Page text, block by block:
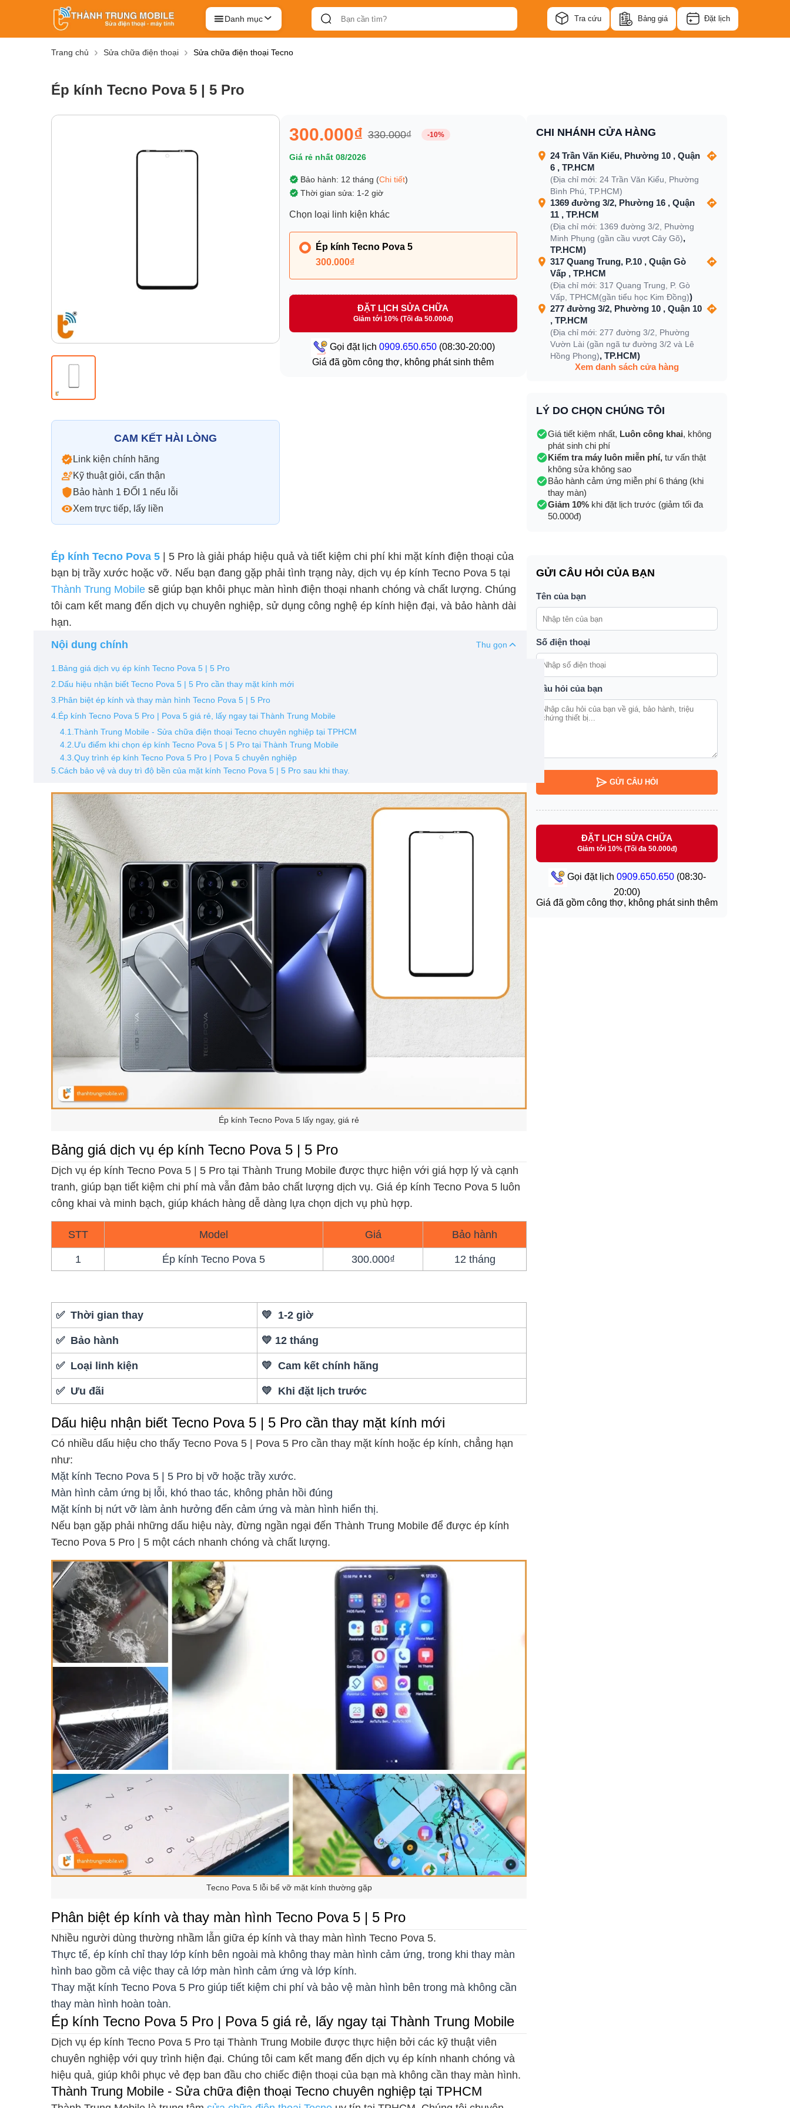
Danh mục Tra cứu Bảng giá Đặt lịch
Trang chủ Sửa chữa điện thoại Sửa chữa điện thoại Tecno
Ép kính Tecno Pova 5 | 5 Pro
CAM KẾT HÀI LÒNG
Link kiện chính hãng
Kỹ thuật giỏi, cẩn thận
Bảo hành 1 ĐỔI 1 nếu lỗi
Xem trực tiếp, lấy liền
300.000₫ 330.000₫ -10%
Giá rẻ nhất 08/2026
Bảo hành: 12 tháng (Chi tiết)
Thời gian sửa: 1-2 giờ
Chọn loại linh kiện khác
Ép kính Tecno Pova 5
300.000₫
ĐẶT LỊCH SỬA CHỮA
Giảm tới 10% (Tối đa 50.000đ)
Gọi đặt lịch0909.650.650 (08:30-20:00)
Giá đã gồm công thợ, không phát sinh thêm
Ép kính Tecno Pova 5 | 5 Pro là giải pháp hiệu quả và tiết kiệm chi phí khi mặt kính điện thoại của
bạn bị trầy xước hoặc vỡ. Nếu bạn đang gặp phải tình trạng này, dịch vụ ép kính Tecno Pova 5 tại
Thành Trung Mobile sẽ giúp bạn khôi phục màn hình điện thoại nhanh chóng và chất lượng. Chúng
tôi cam kết mang đến dịch vụ chuyên nghiệp, sử dụng công nghệ ép kính hiện đại, và bảo hành dài
hạn.
Nội dung chính
Thu gọn
1.Bảng giá dịch vụ ép kính Tecno Pova 5 | 5 Pro
2.Dấu hiệu nhận biết Tecno Pova 5 | 5 Pro cần thay mặt kính mới
3.Phân biệt ép kính và thay màn hình Tecno Pova 5 | 5 Pro
4.Ép kính Tecno Pova 5 Pro | Pova 5 giá rẻ, lấy ngay tại Thành Trung Mobile
4.1.Thành Trung Mobile - Sửa chữa điện thoại Tecno chuyên nghiệp tại TPHCM
4.2.Ưu điểm khi chọn ép kính Tecno Pova 5 | 5 Pro tại Thành Trung Mobile
4.3.Quy trình ép kính Tecno Pova 5 Pro | Pova 5 chuyên nghiệp
5.Cách bảo vệ và duy trì độ bền của mặt kính Tecno Pova 5 | 5 Pro sau khi thay.
Ép kính Tecno Pova 5 lấy ngay, giá rẻ
Bảng giá dịch vụ ép kính Tecno Pova 5 | 5 Pro
Dịch vụ ép kính Tecno Pova 5 | 5 Pro tại Thành Trung Mobile được thực hiện với giá hợp lý và cạnh
tranh, giúp bạn tiết kiệm chi phí mà vẫn đảm bảo chất lượng dịch vụ. Giá ép kính Tecno Pova 5 luôn
công khai và minh bạch, giúp khách hàng dễ dàng lựa chọn dịch vụ phù hợp.
STT Model Giá Bảo hành
1 Ép kính Tecno Pova 5 300.000₫ 12 tháng
✅ Thời gian thay 💛 1-2 giờ
✅ Bảo hành 💛 12 tháng
✅ Loại linh kiện 💛 Cam kết chính hãng
✅ Ưu đãi 💛 Khi đặt lịch trước
Dấu hiệu nhận biết Tecno Pova 5 | 5 Pro cần thay mặt kính mới
Có nhiều dấu hiệu cho thấy Tecno Pova 5 | Pova 5 Pro cần thay mặt kính hoặc ép kính, chẳng hạn
như:
Mặt kính Tecno Pova 5 | 5 Pro bị vỡ hoặc trầy xước.
Màn hình cảm ứng bị lỗi, khó thao tác, không phản hồi đúng
Mặt kính bị nứt vỡ làm ảnh hưởng đến cảm ứng và màn hình hiển thị.
Nếu bạn gặp phải những dấu hiệu này, đừng ngần ngại đến Thành Trung Mobile để được ép kính
Tecno Pova 5 Pro | 5 một cách nhanh chóng và chất lượng.
Tecno Pova 5 lỗi bể vỡ mặt kính thường gặp
Phân biệt ép kính và thay màn hình Tecno Pova 5 | 5 Pro
Nhiều người dùng thường nhầm lẫn giữa ép kính và thay màn hình Tecno Pova 5.
Thực tế, ép kính chỉ thay lớp kính bên ngoài mà không thay màn hình cảm ứng, trong khi thay màn
hình bao gồm cả việc thay cả lớp màn hình cảm ứng và lớp kính.
Thay mặt kính Tecno Pova 5 Pro giúp tiết kiệm chi phí và bảo vệ màn hình bên trong mà không cần
thay màn hình hoàn toàn.
Ép kính Tecno Pova 5 Pro | Pova 5 giá rẻ, lấy ngay tại Thành Trung Mobile
Dịch vụ ép kính Tecno Pova 5 Pro tại Thành Trung Mobile được thực hiện bởi các kỹ thuật viên
chuyên nghiệp với quy trình hiện đại. Chúng tôi cam kết mang đến dịch vụ ép kính nhanh chóng và
hiệu quả, giúp khôi phục vẻ đẹp ban đầu cho chiếc điện thoại của bạn mà không cần thay màn hình.
Thành Trung Mobile - Sửa chữa điện thoại Tecno chuyên nghiệp tại TPHCM
CHI NHÁNH CỬA HÀNG
24 Trần Văn Kiểu, Phường 10 , Quận
6 , TP.HCM
(Địa chỉ mới: 24 Trần Văn Kiểu, Phường
Bình Phú, TP.HCM)
1369 đường 3/2, Phường 16 , Quận
11 , TP.HCM
(Địa chỉ mới: 1369 đường 3/2, Phường
Minh Phụng (gần cầu vượt Cây Gõ),
TP.HCM)
317 Quang Trung, P.10 , Quận Gò
Vấp , TP.HCM
(Địa chỉ mới: 317 Quang Trung, P. Gò
Vấp, TPHCM(gần tiểu học Kim Đồng))
277 đường 3/2, Phường 10 , Quận 10
, TP.HCM
(Địa chỉ mới: 277 đường 3/2, Phường
Vườn Lài (gần ngã tư đường 3/2 và Lê
Hồng Phong), TP.HCM)
Xem danh sách cửa hàng
LÝ DO CHỌN CHÚNG TÔI
Giá tiết kiệm nhất, Luôn công khai, không
phát sinh chi phí
Kiểm tra máy luôn miễn phí, tư vấn thật
không sửa không sao
Bảo hành cảm ứng miễn phí 6 tháng (khi
thay màn)
Giảm 10% khi đặt lịch trước (giảm tối đa
50.000đ)
GỬI CÂU HỎI CỦA BẠN
Tên của bạn
Số điện thoại
Câu hỏi của bạn
GỬI CÂU HỎI
ĐẶT LỊCH SỬA CHỮA
Giảm tới 10% (Tối đa 50.000đ)
Gọi đặt lịch 0909.650.650(08:30-
20:00)
Giá đã gồm công thợ, không phát sinh thêm